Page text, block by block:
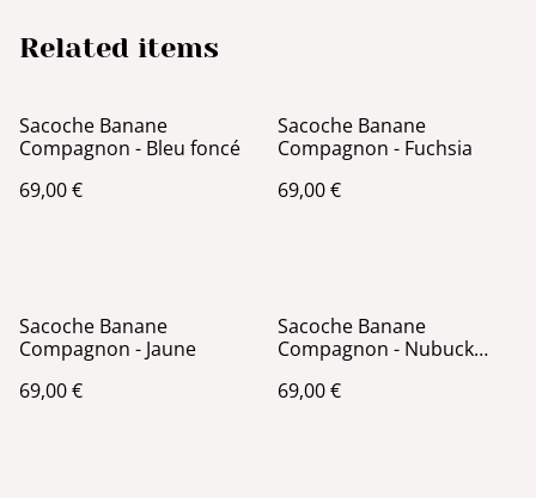
Related items
Sacoche Banane
Compagnon - Bleu foncé
69,00 €
Sacoche Banane
Compagnon - Fuchsia
69,00 €
Sacoche Banane
Compagnon - Jaune
69,00 €
Sacoche Banane
Compagnon - Nubuck
69,00 €